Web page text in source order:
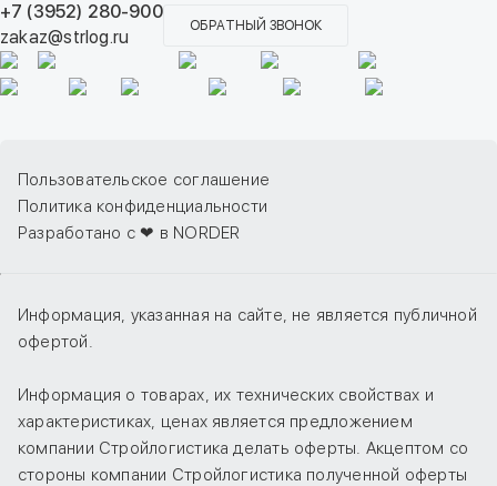
+7 (3952) 280-900
zakaz@strlog.ru
ОБРАТНЫЙ ЗВОНОК
Пользовательское соглашение
Политика конфиденциальности
Разработано с ❤ в NORDER
Информация, указанная на сайте, не является публичной
офертой.
Информация о товарах, их технических свойствах и
характеристиках, ценах является предложением
компании Стройлогистика делать оферты. Акцептом со
стороны компании Стройлогистика полученной оферты